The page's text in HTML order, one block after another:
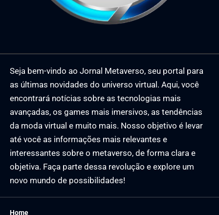
Seja bem-vindo ao Jornal Metaverso, seu portal para
as últimas novidades do universo virtual. Aqui, você
encontrará notícias sobre as tecnologias mais
avançadas, os games mais imersivos, as tendências
da moda virtual e muito mais. Nosso objetivo é levar
até você as informações mais relevantes e
interessantes sobre o metaverso, de forma clara e
objetiva. Faça parte dessa revolução e explore um
novo mundo de possibilidades!
Home